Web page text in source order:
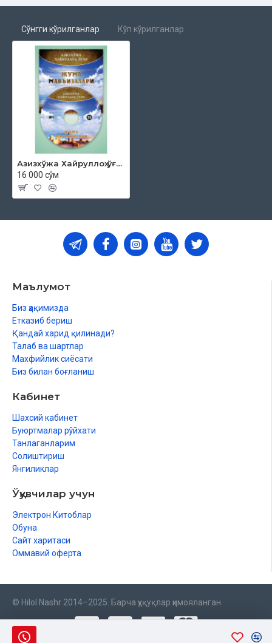
Сўнгги кўрилганлар Кўп кўрилганлар
Азизхўжа Хайруллоҳ ўғли - «Жумъа мавъизалари» 25-диск (МР3)
16 000 сўм
Маълумот
Биз ҳақимизда
Етказиб бериш
Қандай харид қилинади?
Талаб ва шартлар
Махфийлик сиёсати
Биз билан боғланиш
Кабинет
Шахсий кабинет
Буюртмалар рўйхати
Танлаганларим
Солиштириш
Янгиликлар
Ўқувчилар учун
Электрон Китоблар
Обуна
Сайт харитаси
Оммавий оферта
© Hilol Nashr 2014–2025. Барча ҳуқуқлар ҳимояланган